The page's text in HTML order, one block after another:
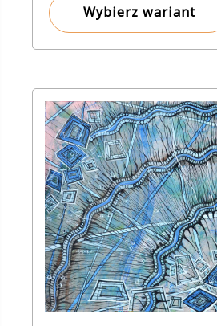
do
Wybierz wariant